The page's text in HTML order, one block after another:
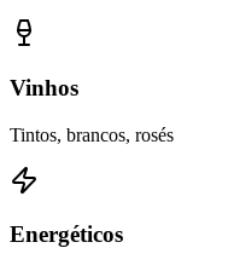
Vinhos
Tintos, brancos, rosés
Energéticos